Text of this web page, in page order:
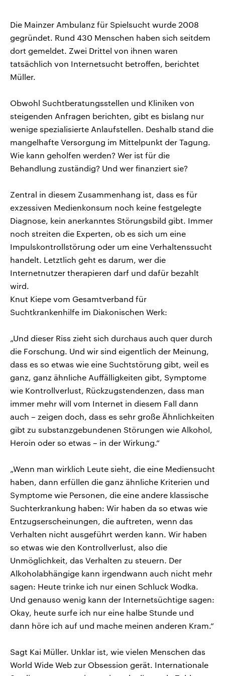
Die Mainzer Ambulanz für Spielsucht wurde 2008
gegründet. Rund 430 Menschen haben sich seitdem
dort gemeldet. Zwei Drittel von ihnen waren
tatsächlich von Internetsucht betroffen, berichtet
Müller.
Obwohl Suchtberatungsstellen und Kliniken von
steigenden Anfragen berichten, gibt es bislang nur
wenige spezialisierte Anlaufstellen. Deshalb stand die
mangelhafte Versorgung im Mittelpunkt der Tagung.
Wie kann geholfen werden? Wer ist für die
Behandlung zuständig? Und wer finanziert sie?
Zentral in diesem Zusammenhang ist, dass es für
exzessiven Medienkonsum noch keine festgelegte
Diagnose, kein anerkanntes Störungsbild gibt. Immer
noch streiten die Experten, ob es sich um eine
Impulskontrollstörung oder um eine Verhaltenssucht
handelt. Letztlich geht es darum, wer die
Internetnutzer therapieren darf und dafür bezahlt
wird.
Knut Kiepe vom Gesamtverband für
Suchtkrankenhilfe im Diakonischen Werk:
„Und dieser Riss zieht sich durchaus auch quer durch
die Forschung. Und wir sind eigentlich der Meinung,
dass es so etwas wie eine Suchtstörung gibt, weil es
ganz, ganz ähnliche Auffälligkeiten gibt, Symptome
wie Kontrollverlust, Rückzugstendenzen, dass man
immer mehr will vom Internet in diesem Fall dann
auch – zeigen doch, dass es sehr große Ähnlichkeiten
gibt zu substanzgebundenen Störungen wie Alkohol,
Heroin oder so etwas – in der Wirkung.“
„Wenn man wirklich Leute sieht, die eine Mediensucht
haben, dann erfüllen die ganz ähnliche Kriterien und
Symptome wie Personen, die eine andere klassische
Suchterkrankung haben: Wir haben da so etwas wie
Entzugserscheinungen, die auftreten, wenn das
Verhalten nicht ausgeführt werden kann. Wir haben
so etwas wie den Kontrollverlust, also die
Unmöglichkeit, das Verhalten zu steuern. Der
Alkoholabhängige kann irgendwann auch nicht mehr
sagen: Heute trinke ich nur einen Schluck Wodka.
Und genauso wenig kann der Internetsüchtige sagen:
Okay, heute surfe ich nur eine halbe Stunde und
dann höre ich auf und mache meinen anderen Kram.“
Sagt Kai Müller. Unklar ist, wie vielen Menschen das
World Wide Web zur Obsession gerät. Internationale